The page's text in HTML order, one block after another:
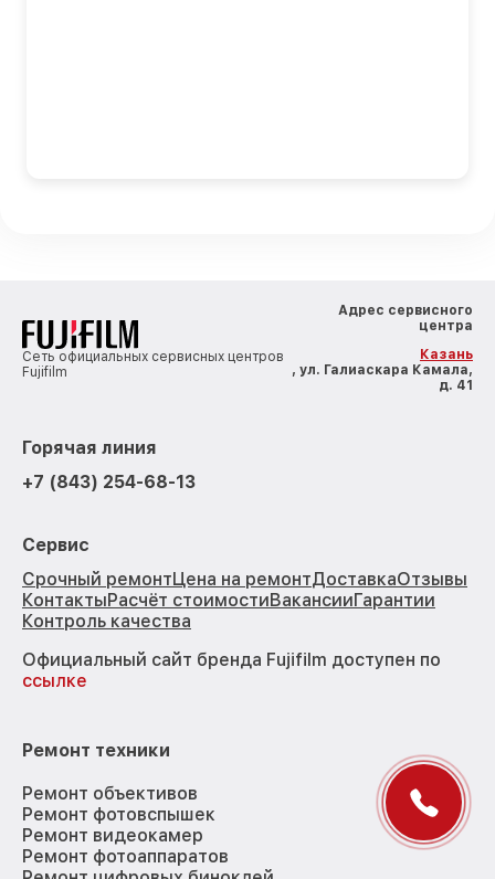
Сеть официальных сервисных центров
Fujifilm
Адрес сервисного
центра
Казань
, ул. Галиаскара Камала,
д. 41
Горячая линия
+7 (843) 254-68-13
Сервис
Срочный ремонтЦена на ремонтДоставкаОтзывы
КонтактыРасчёт стоимостиВакансииГарантии
Контроль качества
Официальный сайт бренда Fujifilm доступен по
ссылке
Ремонт техники
Ремонт объективов
Ремонт фотовспышек
Ремонт видеокамер
Ремонт фотоаппаратов